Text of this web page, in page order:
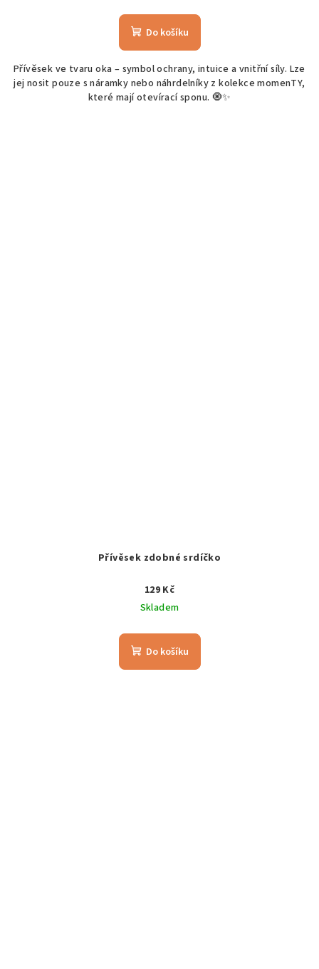
Do košíku
Přívěsek ve tvaru oka – symbol ochrany, intuice a vnitřní síly. Lze
jej nosit pouze s náramky nebo náhrdelníky z kolekce momenTY,
které mají otevírací sponu. 🧿✨
Přívěsek zdobné srdíčko
129 Kč
Skladem
Do košíku